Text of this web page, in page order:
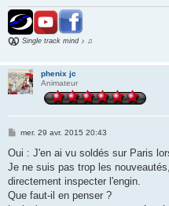
Single track mind ♪ ♫
phenix jc
Animateur
M
s
a
g
mer. 29 avr. 2015 20:43
Oui : J'en ai vu soldés sur Paris
Je ne suis pas trop les
directement inspecter l'engin.
Que faut-il en penser ?